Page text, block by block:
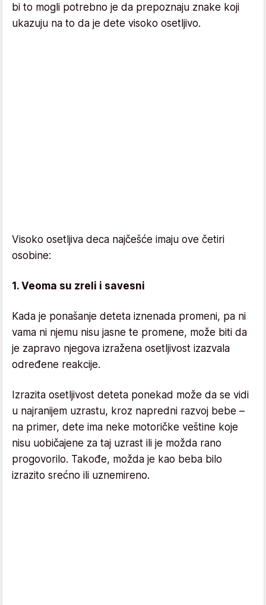
bi to mogli potrebno je da prepoznaju znake koji
ukazuju na to da je dete visoko osetljivo.
Visoko osetljiva deca najčešće imaju ove četiri
osobine:
1. Veoma su zreli i savesni
Kada je ponašanje deteta iznenada promeni, pa ni
vama ni njemu nisu jasne te promene, može biti da
je zapravo njegova izražena osetljivost izazvala
određene reakcije.
Izrazita osetljivost deteta ponekad može da se vidi
u najranijem uzrastu, kroz napredni razvoj bebe –
na primer, dete ima neke motoričke veštine koje
nisu uobičajene za taj uzrast ili je možda rano
progovorilo. Takođe, možda je kao beba bilo
izrazito srećno ili uznemireno.